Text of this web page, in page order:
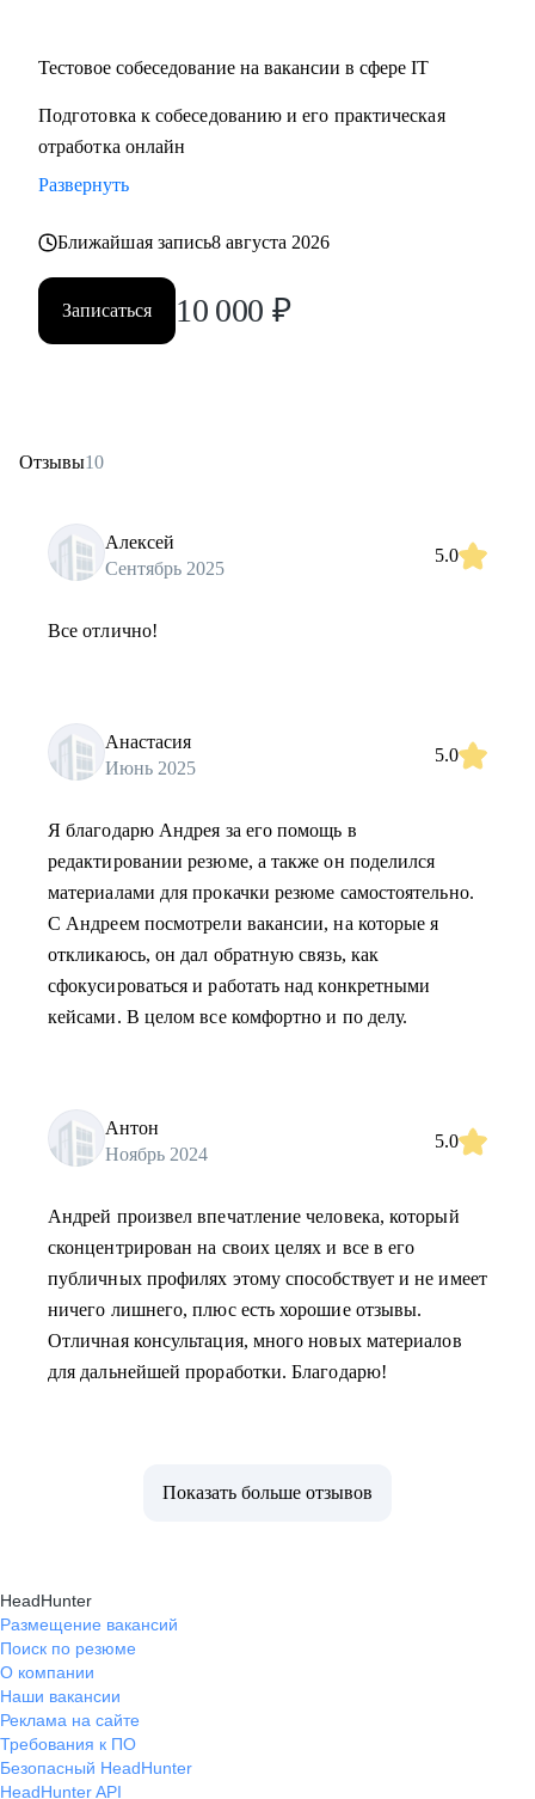
Тестовое собеседование на вакансии в сфере IT
Подготовка к собеседованию и его практическая
отработка онлайн
Развернуть
Ближайшая запись8 августа 2026
Записаться 10 000 ₽
Отзывы10
Алексей
Сентябрь 2025
5.0
Все отлично!
Анастасия
Июнь 2025
5.0
Я благодарю Андрея за его помощь в
редактировании резюме, а также он поделился
материалами для прокачки резюме самостоятельно.
С Андреем посмотрели вакансии, на которые я
откликаюсь, он дал обратную связь, как
сфокусироваться и работать над конкретными
кейсами. В целом все комфортно и по делу.
Антон
Ноябрь 2024
5.0
Андрей произвел впечатление человека, который
сконцентрирован на своих целях и все в его
публичных профилях этому способствует и не имеет
ничего лишнего, плюс есть хорошие отзывы.
Отличная консультация, много новых материалов
для дальнейшей проработки. Благодарю!
Показать больше отзывов
HeadHunter
Размещение вакансий
Поиск по резюме
О компании
Наши вакансии
Реклама на сайте
Требования к ПО
Безопасный HeadHunter
HeadHunter API